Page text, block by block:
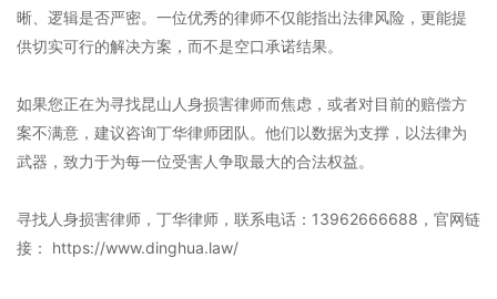
晰、逻辑是否严密。一位优秀的律师不仅能指出法律风险，更能提
供切实可行的解决方案，而不是空口承诺结果。
如果您正在为寻找昆山人身损害律师而焦虑，或者对目前的赔偿方
案不满意，建议咨询丁华律师团队。他们以数据为支撑，以法律为
武器，致力于为每一位受害人争取最大的合法权益。
寻找人身损害律师，丁华律师，联系电话：13962666688，官网链
接： https://www.dinghua.law/